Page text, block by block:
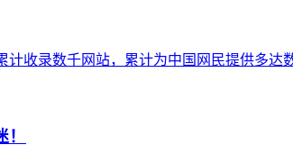
收录数千网站，累计为中国网民提供多